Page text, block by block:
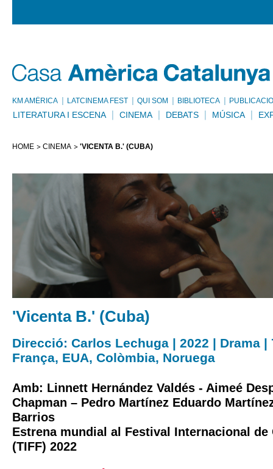
KM AMÈRICA LATCINEMA FEST QUI SOM BIBLIOTECA
LITERATURA I ESCENA CINEMA DEBATS MÚSICA
HOME CINEMA 'VICENTA B.' (CUBA)
'Vicenta B.' (Cuba)
Direcció: Carlos Lechuga | 2022 | Drama |
França, EUA, Colòmbia, Noruega
Amb: Linnett Hernández Valdés - Aimeé
Chapman – Pedro Martínez Eduardo
Barrios
Estrena mundial al Festival Internacional de
(TIFF) 2022